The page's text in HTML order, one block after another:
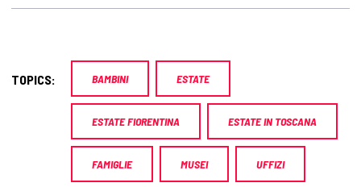
TOPICS: BAMBINI ESTATE
ESTATE FIORENTINA ESTATE IN TOSCANA
FAMIGLIE MUSEI UFFIZI